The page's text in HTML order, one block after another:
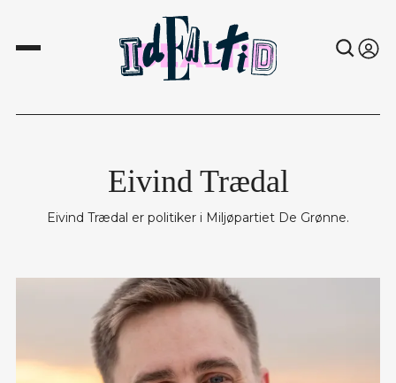
Eivind Trædal
Eivind Trædal er politiker i Miljøpartiet De Grønne.